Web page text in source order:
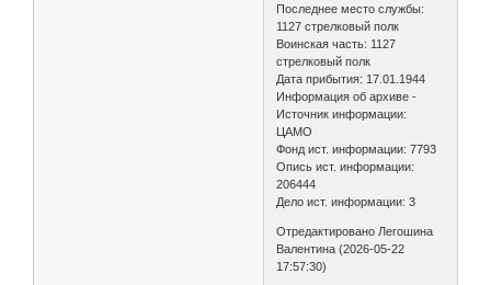
Последнее место службы:
1127 стрелковый полк
Воинская часть: 1127
стрелковый полк
Дата прибытия: 17.01.1944
Информация об архиве -
Источник информации:
ЦАМО
Фонд ист. информации: 7793
Опись ист. информации:
206444
Дело ист. информации: 3
Отредактировано Легошина
Валентина (2026-05-22
17:57:30)